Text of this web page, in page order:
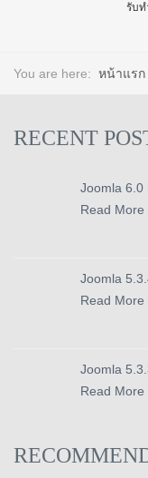
รับท
You are here: หน้าแรก
RECENT
Joomla
Read More
Joomla
Read More
Joomla
Read More